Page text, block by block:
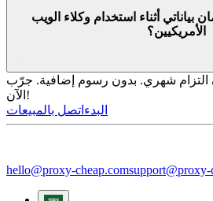
أثناء استخدام وكلاء الويب
الأمريكيين؟
التزام شهري. بدون رسوم إضافية. جرّب
الآن!
البدء اتصل بالمبيعات
hello@proxy-cheap.comsupport@proxy-